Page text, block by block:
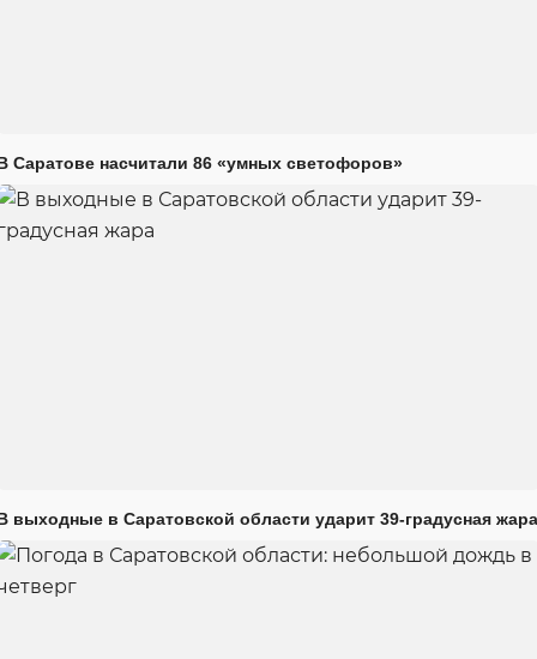
Саратове насчитали 86 «умных светофоров»
выходные в Саратовской области ударит 39-градусная жара